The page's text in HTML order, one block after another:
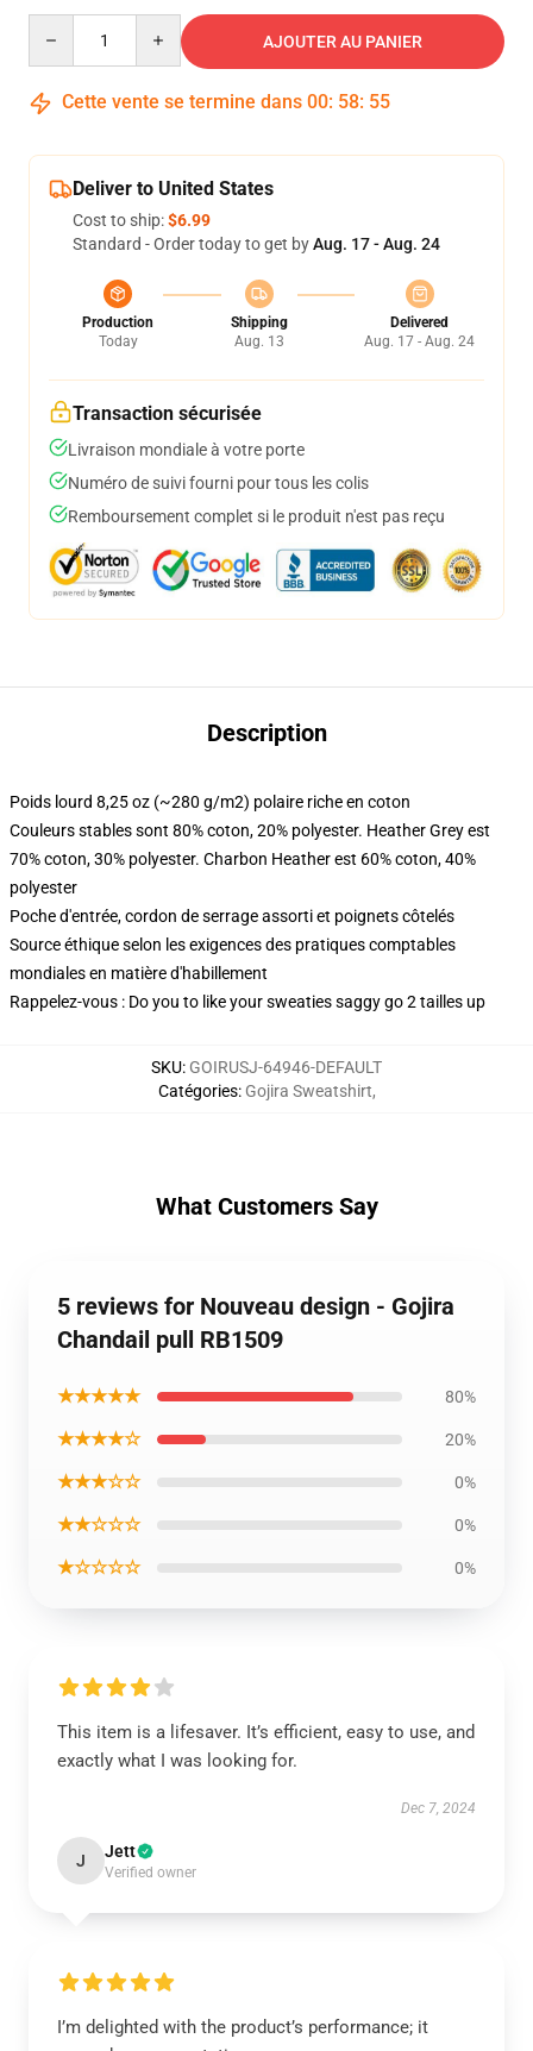
AJOUTER AU PANIER
Cette vente se termine dans 00: 58: 54
Deliver to United States
Cost to ship:$6.99
Standard - Order today to get byAug. 17 - Aug. 24
Production
Today
Shipping
Aug. 13
Delivered
Aug. 17 - Aug. 24
Transaction sécurisée
Livraison mondiale à votre porte
Numéro de suivi fourni pour tous les colis
Remboursement complet si le produit n'est pas reçu
Description
Poids lourd 8,25 oz (~280 g/m2) polaire riche en coton
Couleurs stables sont 80% coton, 20% polyester. Heather Grey est
70% coton, 30% polyester. Charbon Heather est 60% coton, 40%
polyester
Poche d'entrée, cordon de serrage assorti et poignets côtelés
Source éthique selon les exigences des pratiques comptables
mondiales en matière d'habillement
Rappelez-vous : Do you to like your sweaties saggy go 2 tailles up
SKU: GOIRUSJ-64946-DEFAULT
Catégories: Gojira Sweatshirt,
What Customers Say
5 reviews for Nouveau design - Gojira
Chandail pull RB1509
★★★★★ 80%
★★★★☆ 20%
★★★☆☆ 0%
★★☆☆☆ 0%
★☆☆☆☆ 0%
This item is a lifesaver. It’s efficient, easy to use, and
exactly what I was looking for.
Dec 7, 2024
J Jett
Verified owner
I’m delighted with the product’s performance; it